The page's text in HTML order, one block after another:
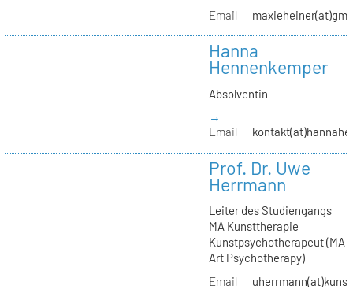
Email
Hanna
Hennenkemper
Absolventin
→
Email
Prof. Dr. Uwe
Herrmann
Leiter des Studiengangs
MA Kunsttherapie
Kunstpsychotherapeut (MA
Art Psychotherapy)
Email